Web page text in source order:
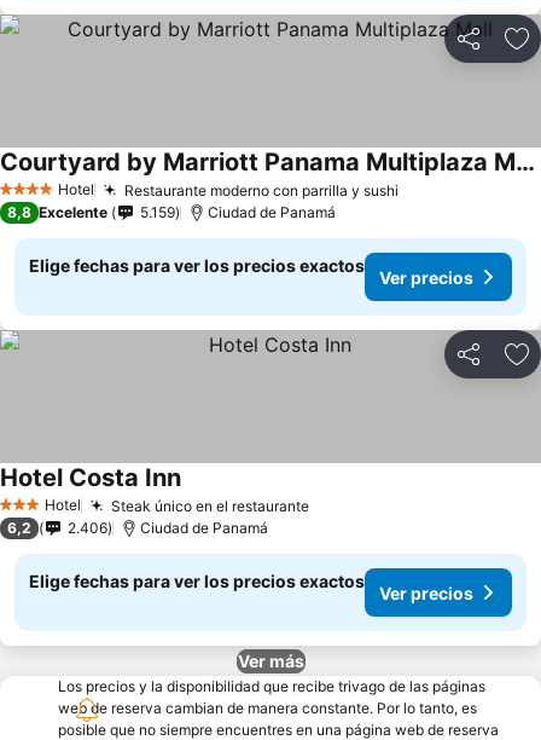
Compartir
4 EstrellasHotel Restaurante moderno con parrilla y sushi
Courtyard by Marriott Panama Multiplaza Mall
8,8 Excelente 5.159 Ciudad de Panamá
Elige fechas para ver los precios exactos
Ver precios
Compartir
3 Estrellas
Hotel Steak único en el restaurante
Hotel Costa Inn
6,2 2.406 Ciudad de Panamá
Elige fechas para ver los precios exactos
Ver precios
Ver más
Los precios y la disponibilidad que recibe trivago de las páginas
web de reserva cambian de manera constante. Por lo tanto, es
posible que no siempre encuentres en una página web de reserva